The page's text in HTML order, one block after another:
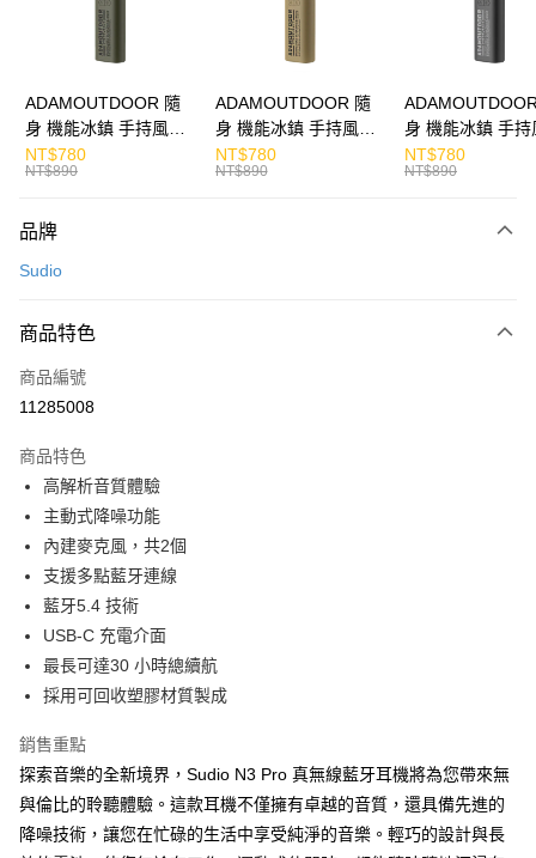
運送方式
免運費
付款後7-11取貨
宅配
每筆NT$130，滿NT$399(含以上)免運費
ADAMOUTDOOR 隨
身 機能冰鎮 手持風扇
掛繩
NT$780
NT$890
ADAMOUTDOOR 隨
身 機能冰鎮 手持風扇
掛繩
NT$780
NT$890
身 機能冰鎮 手持
掛繩
NT$780
NT$890
品牌
Sudio
商品特色
商品編號
11285008
商品特色
高解析音質體驗
主動式降噪功能
內建麥克風，共2個
支援多點藍牙連線
藍牙5.4 技術
USB-C 充電介面
最長可達30 小時總續航
採用可回收塑膠材質製成
銷售重點
探索音樂的全新境界，Sudio N3 Pro 真無線藍牙耳機將為您帶來無
與倫比的聆聽體驗。這款耳機不僅擁有卓越的音質，還具備先進的
降噪技術，讓您在忙碌的生活中享受純淨的音樂。輕巧的設計與長